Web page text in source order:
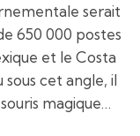
serait
650 000 postes
et le Costa
sous cet angle, il
magique…